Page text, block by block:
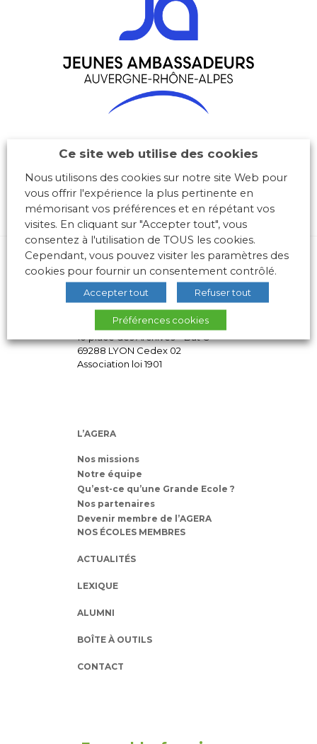
10 place des Archives – Bât G –
69288 LYON Cedex 02
Association loi 1901
L’AGERA
Nos missions
Notre équipe
Qu’est-ce qu’une Grande Ecole ?
Nos partenaires
Devenir membre de l’AGERA
NOS ÉCOLES MEMBRES
ACTUALITÉS
LEXIQUE
ALUMNI
BOÎTE À OUTILS
CONTACT
Ce site web utilise des cookies
Nous utilisons des cookies sur notre site Web pour
vous offrir l'expérience la plus pertinente en
mémorisant vos préférences et en répétant vos
visites. En cliquant sur "Accepter tout", vous
consentez à l'utilisation de TOUS les cookies.
Cependant, vous pouvez visiter les paramètres des
cookies pour fournir un consentement contrôlé.
Accepter tout Refuser tout
Préférences cookies